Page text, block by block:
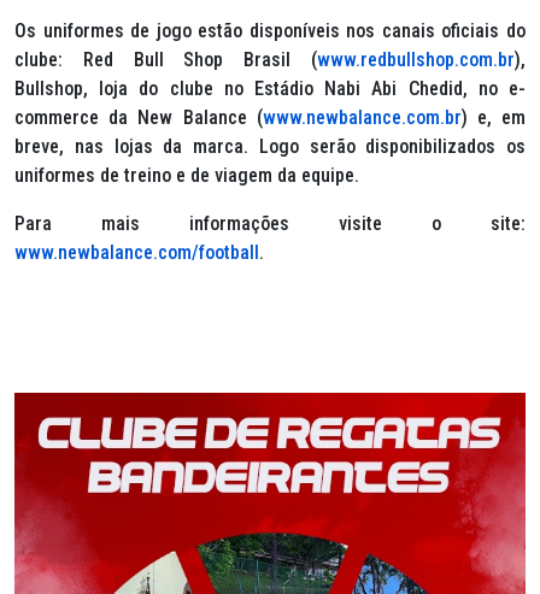
Os uniformes de jogo estão disponíveis nos canais oficiais do
clube: Red Bull Shop Brasil (www.redbullshop.com.br),
Bullshop, loja do clube no Estádio Nabi Abi Chedid, no e-
commerce da New Balance (www.newbalance.com.br) e, em
breve, nas lojas da marca. Logo serão disponibilizados os
uniformes de treino e de viagem da equipe.
Para mais informações visite o site:
www.newbalance.com/football .